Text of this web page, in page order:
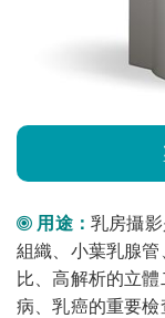
用途：乳房攝
組織、小葉乳腺
比、高解析的立
病、乳癌的重要